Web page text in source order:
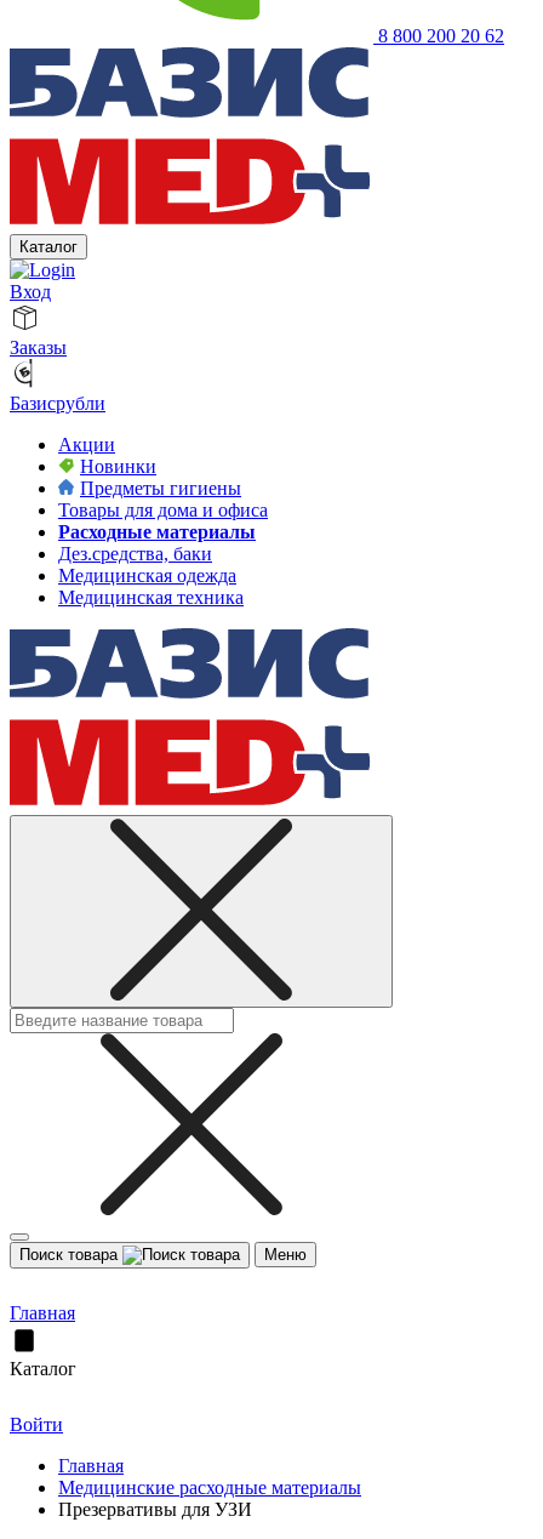
8 800 200 20 62
Каталог
Вход
Заказы
Базисрубли
Акции
Новинки
Предметы гигиены
Товары для дома и офиса
Расходные материалы
Дез.средства, баки
Медицинская одежда
Медицинская техника
Поиск товара Меню
Главная
Каталог
Войти
Главная
Медицинские расходные материалы
Презервативы для УЗИ